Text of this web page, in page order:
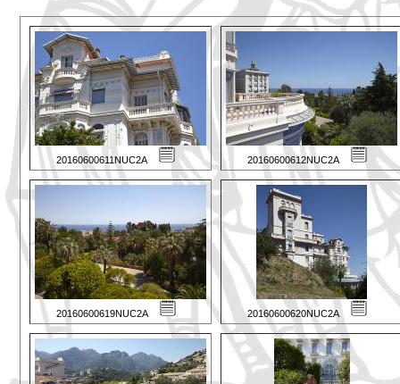
20160600611NUC2A 20160600612NUC2A
20160600619NUC2A 20160600620NUC2A